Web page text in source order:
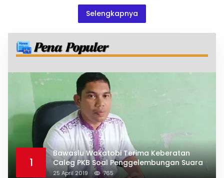
Selengkapnya
1
Bawaslu Wakatobi Terima Keberatan
Caleg PKB Soal Penggelembungan Suara
25 April 2019 765